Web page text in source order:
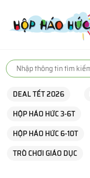
DEAL TẾT 2026
HỘP HÁO HỨC 3-6T
HỘP HÁO HỨC 6-10T
TRÒ CHƠI GIÁO DỤC